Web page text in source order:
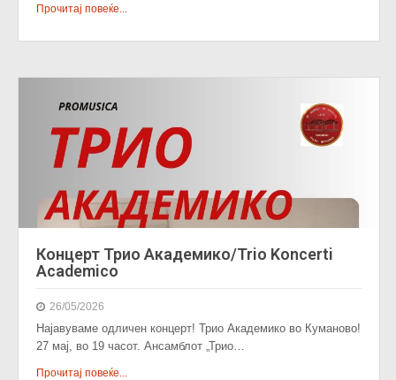
Прочитај повеќе...
Концерт Трио Академико/Trio Koncerti
Academico
26/05/2026
Најавуваме одличен концерт! Трио Академико во Куманово!
27 мај, во 19 часот. Ансамблот „Трио…
Прочитај повеќе...